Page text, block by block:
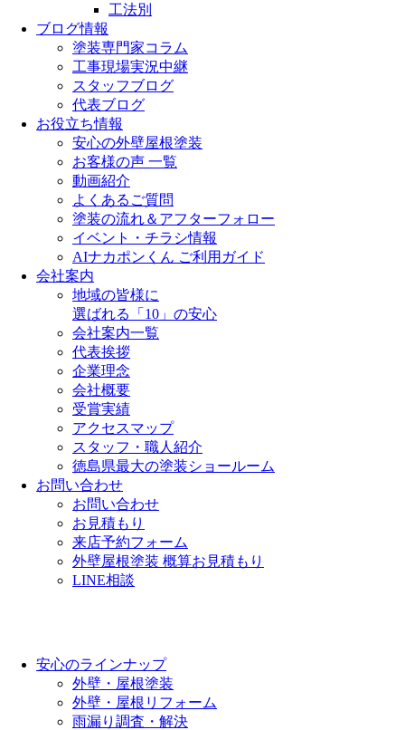
工法別
ブログ情報
塗装専門家コラム
工事現場実況中継
スタッフブログ
代表ブログ
お役立ち情報
安心の外壁屋根塗装
お客様の声 一覧
動画紹介
よくあるご質問
塗装の流れ＆アフターフォロー
イベント・チラシ情報
AIナカポンくん ご利用ガイド
会社案内
地域の皆様に
選ばれる「10」の安心
会社案内一覧
代表挨拶
企業理念
会社概要
受賞実績
アクセスマップ
スタッフ・職人紹介
徳島県最大の塗装ショールーム
お問い合わせ
お問い合わせ
お見積もり
来店予約フォーム
外壁屋根塗装 概算お見積もり
LINE相談
安心のラインナップ
外壁・屋根塗装
外壁・屋根リフォーム
雨漏り調査・解決